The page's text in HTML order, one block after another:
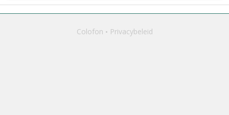
Colofon Privacybeleid